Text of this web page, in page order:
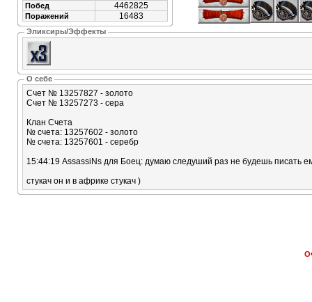
Побед 4462825
Поражений 16483
Эликсиры/Эффекты
Счет № 13257827 - золото
Счет № 13257273 - сера
Клан Счета
№ счета: 13257602 - золото
№ счета: 13257601 - серебр
15:44:19 AssassiNs для Боец: думаю следуший раз не будешь писать
стукач он и в африке стукач )
О себе